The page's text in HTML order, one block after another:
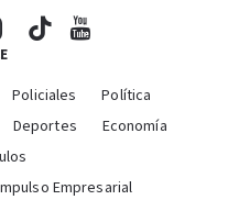
Policiales
Política
Deportes
Economía
Empresarial